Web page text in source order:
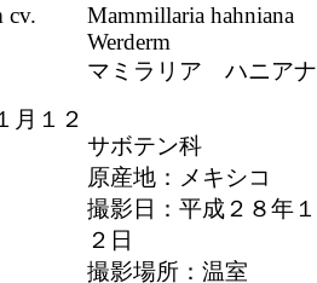
cv.
月１２
Mammillaria hahniana
Werderm
マミラリア ハニアナ
サボテン科
原産地：メキシコ
撮影日：平成２８年
２日
撮影場所：温室